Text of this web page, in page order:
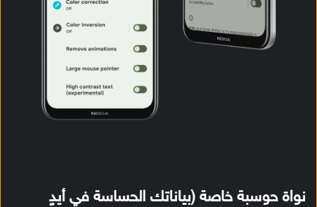
نواة حوسبة خاصة (بياناتك الحساسة في أيدٍ